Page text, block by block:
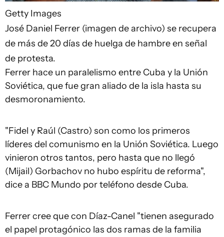
Getty Images
José Daniel Ferrer (imagen de archivo) se recupera
de más de 20 días de huelga de hambre en señal
de protesta.
Ferrer hace un paralelismo entre Cuba y la Unión
Soviética, que fue gran aliado de la isla hasta su
desmoronamiento.
"Fidel y Raúl (Castro) son como los primeros
líderes del comunismo en la Unión Soviética. Luego
vinieron otros tantos, pero hasta que no llegó
(Mijail) Gorbachov no hubo espíritu de reforma",
dice a BBC Mundo por teléfono desde Cuba.
Ferrer cree que con Díaz-Canel "tienen asegurado
el papel protagónico las dos ramas de la familia